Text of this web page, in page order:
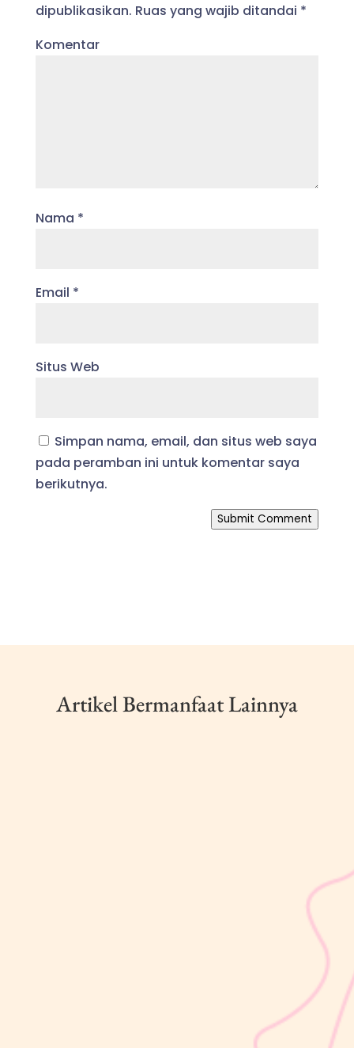
dipublikasikan. Ruas yang wajib ditandai *
Komentar
Nama *
Email *
Situs Web
Simpan nama, email, dan situs web saya
pada peramban ini untuk komentar saya
berikutnya.
Submit Comment
Artikel Bermanfaat Lainnya